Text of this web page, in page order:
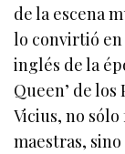
de la escena
lo convirtió
inglés de la
Queen’ de los
Vicius, no
maestras,